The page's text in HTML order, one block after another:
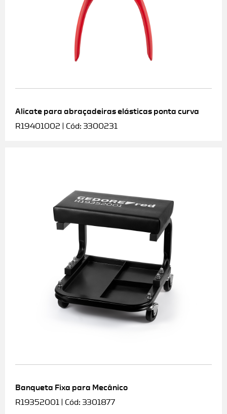
Alicate para abraçadeiras elásticas ponta curva
R19401002 | Cód: 3300231
Banqueta Fixa para Mecânico
R19352001 | Cód: 3301877